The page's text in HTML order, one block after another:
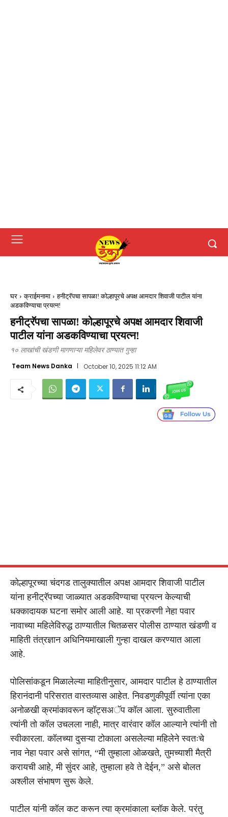
घर क्राईमनामा
हनीट्रॅपचा सापळा! कोल्हापूरचे अपक्ष आमदार शिवाजी पाटील यांना
अडकविण्याचा प्रयत्न!
हनीट्रॅपचा सापळा! कोल्हापूरचे अपक्ष आमदार शिवाजी
पाटील यांना अडकविण्याचा प्रयत्न!
१० लाखांची खंडणी मागणाऱ्या महिलेवर ठाण्यात गुन्हा
Team News Danka October 10, 2025 11:12 AM
कोल्हापूरच्या चंदगड तालुक्यातील अपक्ष आमदार शिवाजी पाटील
यांना हनीट्रॅपच्या जाळ्यात अडकविण्याचा प्रयत्न केल्याची
धक्कादायक घटना समोर आली आहे. या प्रकरणी नेहा पवार
नावाच्या महिलेविरुद्ध ठाण्यातील चितळसर पोलीस ठाण्यात खंडणी व
माहिती तंत्रज्ञान अधिनियमाखाली गुन्हा दाखल करण्यात आला
आहे.
पोलिसांकडून मिळालेल्या माहितीनुसार, आमदार पाटील हे ठाण्यातील
हिरानंदानी परिसरात वास्तव्यास आहेत. निवडणुकीपूर्वी त्यांना एका
अनोळखी क्रमांकावरून व्हॉट्सअॅप कॉल आला. सुरुवातीला
त्यांनी तो कॉल उचलला नाही, मात्र वारंवार कॉल आल्याने त्यांनी तो
स्वीकारला. कॉलच्या दुसऱ्या टोकाला असलेल्या महिलेने स्वतःचे
नाव नेहा पवार असे सांगत, “मी तुम्हाला ओळखते, तुमच्याशी मैत्री
करायची आहे, मी सुंदर आहे, तुम्हाला हवे ते देईन,” असे बोलत
अश्लील संभाषण सुरू केले.
पाटील यांनी कॉल कट करून त्या क्रमांकाला ब्लॉक केले. परंतु